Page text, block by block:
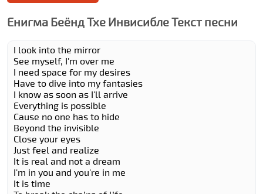
Енигма Беёнд Тхе Инвисибле Текст песни
I look into the mirror
See myself, I'm over me
I need space for my desires
Have to dive into my fantasies
I know as soon as I'll arrive
Everything is possible
Cause no one has to hide
Beyond the invisible
Close your eyes
Just feel and realize
It is real and not a dream
I'm in you and you're in me
It is time